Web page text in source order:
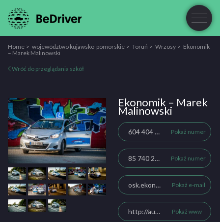
Home województwo kujawsko-pomorskie Toruń Wrzosy
Ekonomik
– Marek Malinowski
Wróć do przeglądania szkół
Ekonomik – Marek
Malinowski
604 404 772 Pokaż numer
85 740 20 85 Pokaż numer
osk.ekonomik@op.pl Pokaż e-mail
http://auto-ekonomik.bialystok.pl Pokaż www